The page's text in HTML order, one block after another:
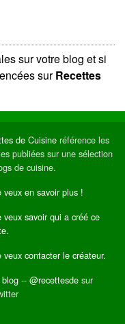
sur votre blog et si
surRecettes
de Cuisine référence les
publiées sur une sélection
de cuisine.
veux en savoir plus !
veux savoir qui a créé ce
veux contacter le créateur.
-- @recettesde sur